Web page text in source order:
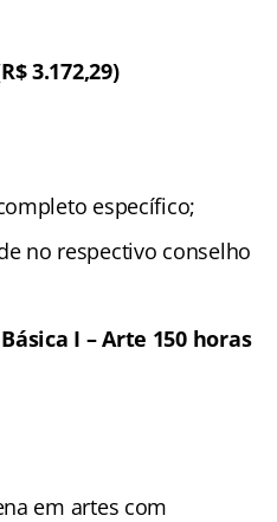
3.172,29)
específico;
no respectivo conselho
I – Arte 150 horas
em artes com